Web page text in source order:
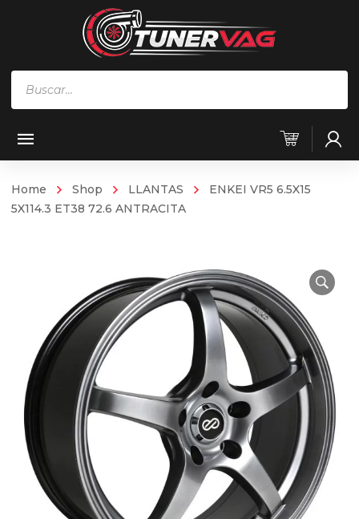
Home Shop LLANTAS
ENKEI VR5 6.5X15
5X114.3 ET38 72.6 ANTRACITA